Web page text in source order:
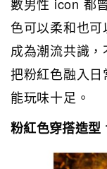
數男性 icon 都
色可以柔和也
成為潮流共識
把粉紅色融入
能玩味十足。
粉紅色穿搭造型